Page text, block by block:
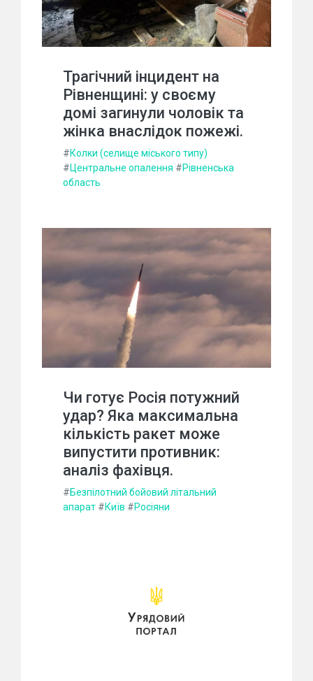
Трагічний інцидент на
Рівненщині: у своєму
домі загинули чоловік та
жінка внаслідок пожежі.
#Колки (селище міського типу)
#Центральне опалення #Рівненська
область
Чи готує Росія потужний
удар? Яка максимальна
кількість ракет може
випустити противник:
аналіз фахівця.
#Безпілотний бойовий літальний
апарат #Київ #Росіяни